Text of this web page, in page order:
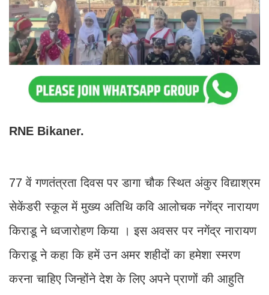
RNE Bikaner.
77 वें गणतंत्रता दिवस पर डागा चौक स्थित अंकुर विद्याश्रम
सेकेंडरी स्कूल में मुख्य अतिथि कवि आलोचक नगेंद्र नारायण
किराडू ने ध्वजारोहण किया । इस अवसर पर नगेंद्र नारायण
किराडू ने कहा कि हमें उन अमर शहीदों का हमेशा स्मरण
करना चाहिए जिन्होंने देश के लिए अपने प्राणों की आहुति